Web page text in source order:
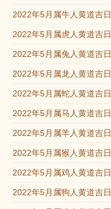
2022年5月属牛人黄道吉日
2022年5月属虎人黄道吉日
2022年5月属兔人黄道吉日
2022年5月属龙人黄道吉日
2022年5月属蛇人黄道吉日
2022年5月属马人黄道吉日
2022年5月属羊人黄道吉日
2022年5月属猴人黄道吉日
2022年5月属鸡人黄道吉日
2022年5月属狗人黄道吉日